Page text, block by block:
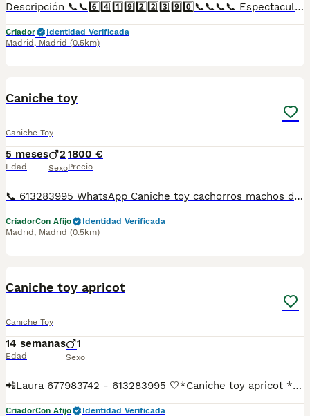
Descripción 📞📞6️⃣4️⃣1️⃣9️⃣2️⃣2️⃣3️⃣9️⃣0️⃣📞📞📞📞 Espectaculares camadas de perritos de caniche toy nacionales descendientes de las mejores líneas de sangre. Disponibles tanto hembras como machos. Las camadas están bajo supervisión veterinaria desde su nacimiento hasta que son entregadas a su nueva familia. Criados por un equipo de profesionales y mejores personas que, con más de 20 años de experiencia , cuidan a los animales por vocación, aplicando una cría ética y responsable para que cada cachorro se desarrolle con la mejor salud y con un buen temperamento. Todos los cachorritos se entregan con unos dos meses y medio de edad y sus vacunas correspondientes, desparasitados interna y externamente, con certificado de salud, y garantía tanto por enfermedad vírica como congénito genética. Posibilidad de entregar en toda España mediante transporte propio preparado para animales y con chofer privado. Los precios pueden variar según las características y morfología de cada cachorro. Añádenos al whats app o llámanos, y encantados atenderemos todas tus dudas y consultas. Teléfono / Whats app: 641 92 23 90
Criador
Identidad Verificada
Madrid , Madrid (0.5km)
Caniche toy
Caniche Toy
5 meses
Edad
2
Sexo
1800 €
Precio
📞 613283995 WhatsApp Caniche toy cachorros machos de color rojo criados en familia Entregamos nuestros pequeños cachorritos con todas las garantías y cuidados necesarios , disponemos de núcleo zoológico para crianza y venta de nuestros cachorros . ✅Desparasitaciones y vacunas correspondientes a su edad . ✅Cartilla de vacunación . ✅Revisiones veterinarias . ✅Garantías víricas de 15 días . ✅Garantías genéticas de un año . Seriedad , confianza y bienestar animal son nuestra prioridad . También ofrecemos transporte propio para nuestros pequeños cachorros a toda la península , el pago lo podéis hacer contra reembolso . (con coste adicional) . Mandamos a toda España . Disponemos de varias razas Si no esta la raza que queréis llámanos , intentaremos encontrártela , trabajamos con los mejores criadores de España .
CriadorCon Afijo
Identidad Verificada
Madrid , Madrid (0.5km)
Caniche toy apricot
Caniche Toy
14 semanas
Edad
1
Sexo
📲Laura 677983742 - 613283995 🤍*Caniche toy apricot *🤍 ¿Buscas un nuevo compañero para tu hogar? ❤️ Tenemos preciosos cachorros listos para encontrar una familia responsable. ✅ Vacunados ✅ Desparasitados ✅ Cartilla sanitaria ✅ Garantías incluidas ✅ Máxima atención y cuidado Se hacen envíos a toda España: Andalucía: Almería, Cádiz, Córdoba, Granada, Huelva, Jaén, Málaga, Sevilla.Aragón: Huesca, Teruel, Zaragoza.Asturias: Oviedo.Baleares: Palma.Canarias: Las Palmas de Gran Canaria, Santa Cruz de Tenerife.Cantabria: Santander.Castilla-La Mancha: Albacete, Ciudad Real, Cuenca, Guadalajara, Toledo.Castilla y León: Ávila, Burgos, León, Palencia, Salamanca, Segovia, Soria, Valladolid, Zamora.Cataluña: Barcelona, Gerona (Girona), Lérida (Lleida), Tarragona.Comunidad Valenciana: Alicante, Castellón de la Plana, Valencia.Extremadura: Badajoz, Cáceres.Galicia: La Coruña (A Coruña), Lugo, Orense (Ourense), Pontevedra.La Rioja: Logroño.Madrid: Madrid.Murcia: Murcia.Navarra: Pamplona.País Vasco: Bilbao (Vizcaya), San Sebastián (Guipúzcoa), Vitoria (Álava). 🐾 Cachorros sanos, sociables y criados con mucho cariño. 📲 ¡Pregunta sin compromiso por disponibilidad, fotos y precios por mensaje privado!
CriadorCon Afijo
Identidad Verificada